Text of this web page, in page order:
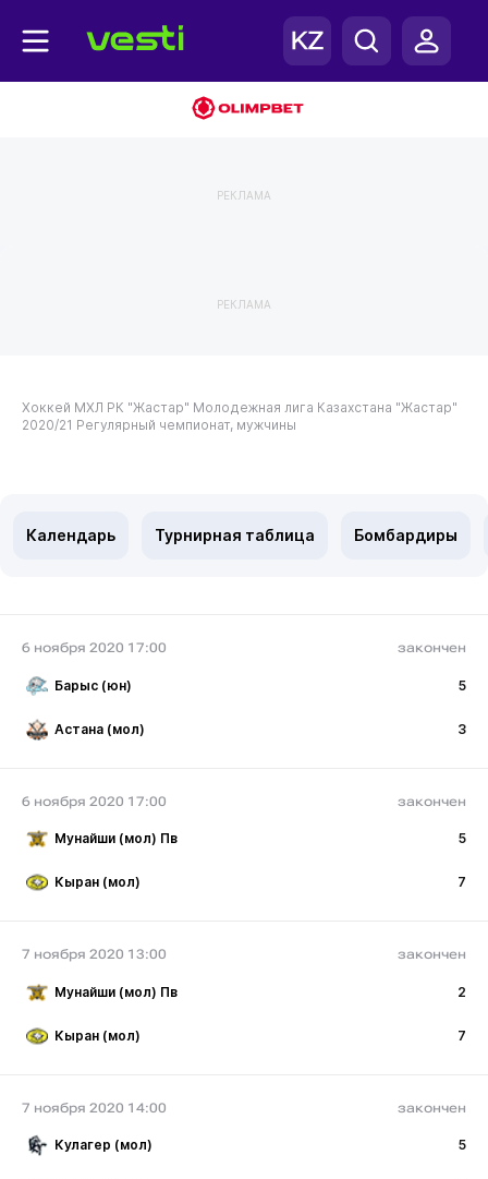
РЕКЛАМА
РЕКЛАМА
Хоккей МХЛ РК "Жастар" Молодежная лига Казахстана "Жастар"
2020/21 Регулярный чемпионат, мужчины
Календарь Турнирная таблица Бомбардиры
6 ноября 2020 17:00 закончен
Барыс (юн) 5
Астана (мол) 3
6 ноября 2020 17:00 закончен
Мунайши (мол) Пв 5
Кыран (мол) 7
7 ноября 2020 13:00 закончен
Мунайши (мол) Пв 2
Кыран (мол) 7
7 ноября 2020 14:00 закончен
Кулагер (мол) 5